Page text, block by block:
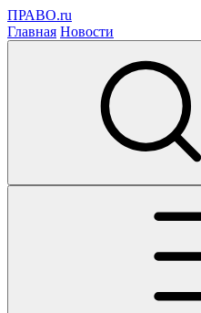
ПРАВО.ru
Главная Новости